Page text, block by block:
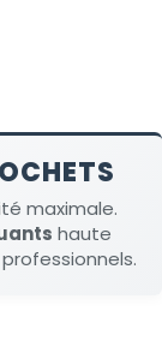
maximale.
haute